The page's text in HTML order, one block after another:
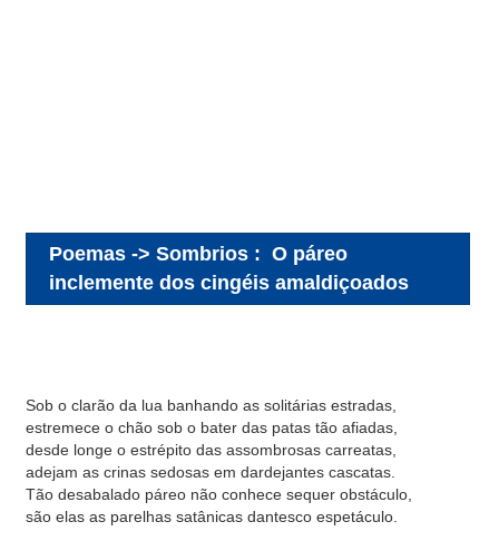
Poemas -> Sombrios : O páreo
inclemente dos cingéis amaldiçoados
Sob o clarão da lua banhando as solitárias estradas,
estremece o chão sob o bater das patas tão afiadas,
desde longe o estrépito das assombrosas carreatas,
adejam as crinas sedosas em dardejantes cascatas.
Tão desabalado páreo não conhece sequer obstáculo,
são elas as parelhas satânicas dantesco espetáculo.